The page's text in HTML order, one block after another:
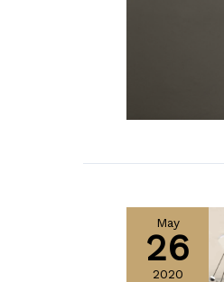
May
26
2020